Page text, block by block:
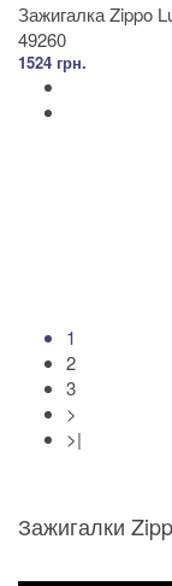
Зажигалка Zippo
49260
1524 грн.
1
2
3
>
>|
Зажигалки